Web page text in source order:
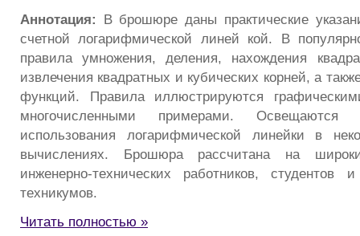
Аннотация: В брошюре даны практические
счетной логарифмической линей­ кой. В
правила ум­ножения, деления, нахождения
извлечения квадратных и кубических корней, а
функций. Правила иллюстрируются
многочисленными примерами. Осве­щаются
использования лога­рифмической линейки в
вычислениях. Брошюра рассчитана на
инженерно-технических работников,
техникумов.
Читать полностью »